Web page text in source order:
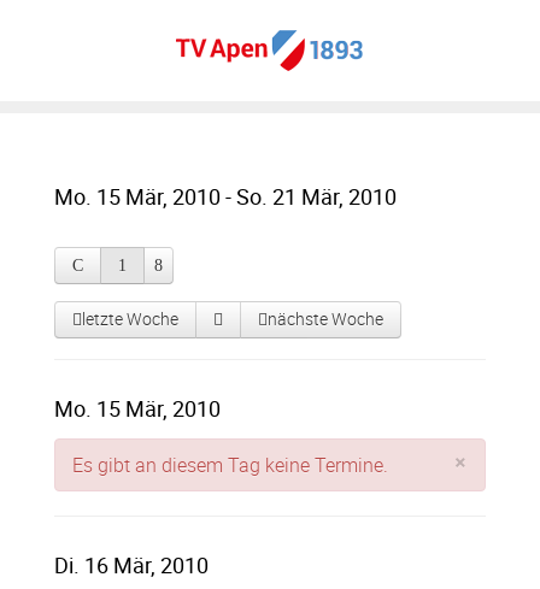
Mo. 15 Mär, 2010 - So. 21 Mär, 2010
letzte Woche nächste Woche
Mo. 15 Mär, 2010
×
Es gibt an diesem Tag keine Termine.
Di. 16 Mär, 2010